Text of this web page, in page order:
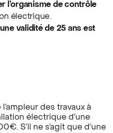
l’organisme de contrôle
électrique.
validité de 25 ans est
des travaux à
électrique d’une
S’il ne s’agit que d’une